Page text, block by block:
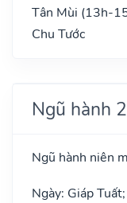
Tân Mùi (13h-
Chu Tước
Ngũ hành
Ngũ hành niên
Ngày: Giáp